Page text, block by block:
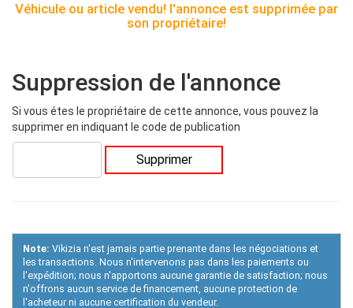
Véhicule ou article vendu! l'annonce est supprimée par
son propriétaire!
Suppression de l'annonce
Si vous étes le propriétaire de cette annonce, vous pouvez la
supprimer en indiquant le code de publication
Supprimer
Note: Vikizia n'est jamais partie prenante dans les négociations et
les transactions. Nous n'intervenons pas dans les paiements ou
l'expédition; nous n'apportons aucune garantie de satisfaction; nous
n'offrons aucun service de financement, aucune protection de
l'acheteur ni aucune certification du vendeur.